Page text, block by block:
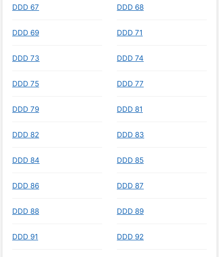
DDD 67 DDD 68
DDD 69 DDD 71
DDD 73 DDD 74
DDD 75 DDD 77
DDD 79 DDD 81
DDD 82 DDD 83
DDD 84 DDD 85
DDD 86 DDD 87
DDD 88 DDD 89
DDD 91 DDD 92